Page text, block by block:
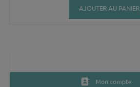
AJOUTER AU PANIER
Mon compte